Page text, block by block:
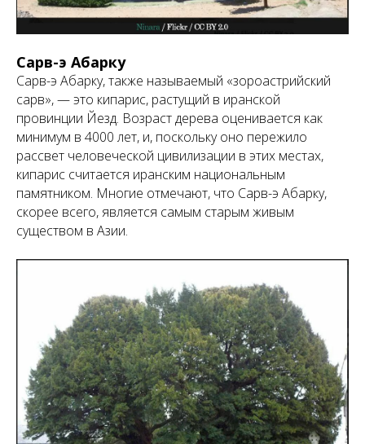
Сарв-э Абарку
Сарв-э Абарку, также называемый «зороастрийский
сарв», — это кипарис, растущий в иранской
провинции Йезд. Возраст дерева оценивается как
минимум в 4000 лет, и, поскольку оно пережило
рассвет человеческой цивилизации в этих местах,
кипарис считается иранским национальным
памятником. Многие отмечают, что Сарв-э Абарку,
скорее всего, является самым старым живым
существом в Азии.